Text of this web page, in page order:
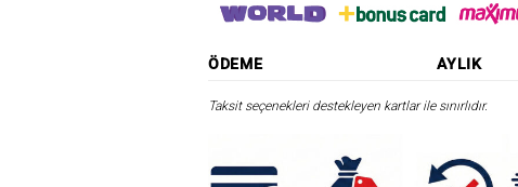
ÖDEME AYLIK
Taksit seçenekleri destekleyen kartlar ile sınırlıdır.